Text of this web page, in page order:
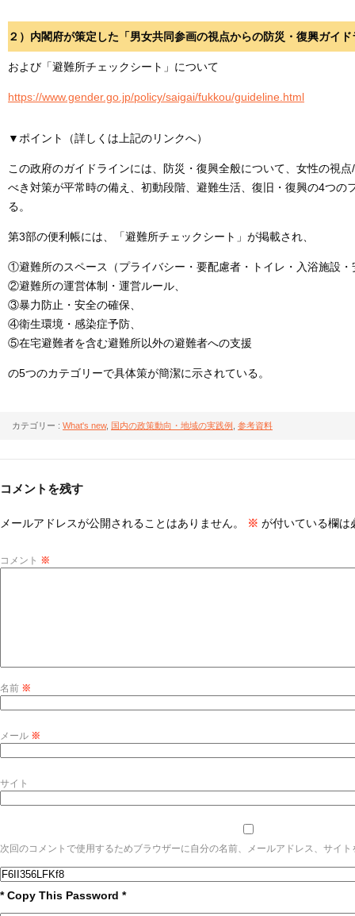
２）内閣府が策定した「男女共同参画の視点からの防災・復興ガイド
および「避難所チェックシート」について
https://www.gender.go.jp/policy/saigai/fukkou/guideline.html
▼ポイント（詳しくは上記のリンクへ）
この政府のガイドラインには、防災・復興全般について、女性の視
べき対策が平常時の備え、初動段階、避難生活、復旧・復興の4つの
る。
第3部の便利帳には、「避難所チェックシート」が掲載され、
①避難所のスペース（プライバシー・要配慮者・トイレ・入浴施設・
②避難所の運営体制・運営ルール、
③暴力防止・安全の確保、
④衛生環境・感染症予防、
⑤在宅避難者を含む避難所以外の避難者への支援
の5つのカテゴリーで具体策が簡潔に示されている。
カテゴリー : What's new, 国内の政策動向・地域の実践例 参考資料
コメントを残す
メールアドレスが公開されることはありません。 ※ が付いている欄は
コメント ※
名前 ※
メール ※
サイト
次回のコメントで使用するためブラウザーに自分の名前、メールアドレス、サイト
* Copy This Password *